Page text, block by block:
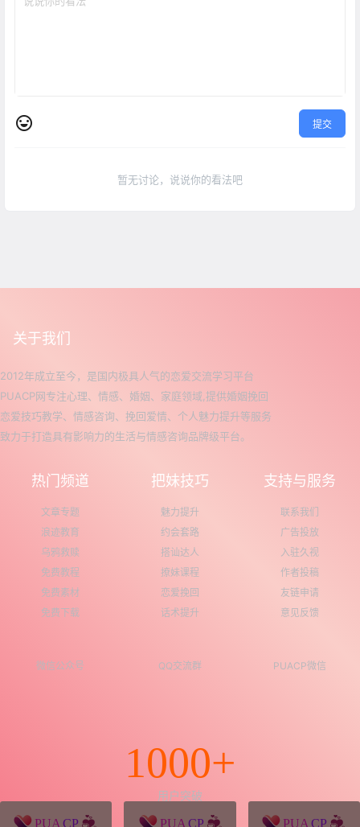
提交
暂无讨论，说说你的看法吧
关于我们
2012年成立至今，是国内极具人气的恋爱交流学习平台
PUACP网专注心理、情感、婚姻、家庭领域,提供婚姻挽回
恋爱技巧教学、情感咨询、挽回爱情、个人魅力提升等服务
致力于打造具有影响力的生活与情感咨询品牌级平台。
热门频道
文章专题
浪迹教育
乌鸦救赎
免费教程
免费素材
免费下载
把妹技巧
魅力提升
约会套路
搭讪达人
撩妹课程
恋爱挽回
话术提升
支持与服务
联系我们
广告投放
入驻久视
作者投稿
友链申请
意见反馈
微信公众号 QQ交流群 PUACP微信
1000+
用户突破